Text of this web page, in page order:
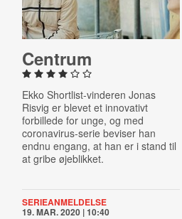
Centrum
Ekko Shortlist-vinderen Jonas
Risvig er blevet et innovativt
forbillede for unge, og med
coronavirus-serie beviser han
endnu engang, at han er i stand til
at gribe øjeblikket.
SERIEANMELDELSE
19. MAR. 2020 | 10:40